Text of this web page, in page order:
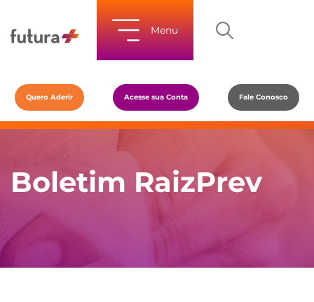
Menu
Quero Aderir Acesse sua Conta Fale Conosco
Boletim RaizPrev